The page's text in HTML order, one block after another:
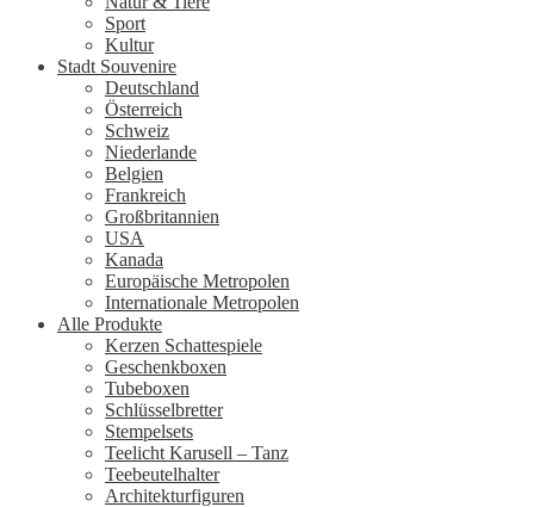
Sport
Kultur
Stadt Souvenire
Deutschland
Österreich
Schweiz
Niederlande
Belgien
Frankreich
Großbritannien
USA
Kanada
Europäische Metropolen
Internationale Metropolen
Alle Produkte
Kerzen Schattespiele
Geschenkboxen
Tubeboxen
Schlüsselbretter
Stempelsets
Teelicht Karusell – Tanz
Teebeutelhalter
Architekturfiguren